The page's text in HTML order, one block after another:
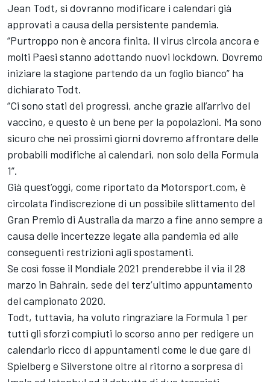
Jean Todt, si dovranno modificare i calendari già
approvati a causa della persistente pandemia.
“Purtroppo non è ancora finita. Il virus circola ancora e
molti Paesi stanno adottando nuovi lockdown. Dovremo
iniziare la stagione partendo da un foglio bianco” ha
dichiarato Todt.
“Ci sono stati dei progressi, anche grazie all’arrivo del
vaccino, e questo è un bene per la popolazioni. Ma sono
sicuro che nei prossimi giorni dovremo affrontare delle
probabili modifiche ai calendari, non solo della Formula
1”.
Già quest’oggi, come riportato da Motorsport.com, è
circolata l’indiscrezione di un possibile slittamento del
Gran Premio di Australia da marzo a fine anno sempre a
causa delle incertezze legate alla pandemia ed alle
conseguenti restrizioni agli spostamenti.
Se così fosse il Mondiale 2021 prenderebbe il via il 28
marzo in Bahrain, sede del terz’ultimo appuntamento
del campionato 2020.
Todt, tuttavia, ha voluto ringraziare la Formula 1 per
tutti gli sforzi compiuti lo scorso anno per redigere un
calendario ricco di appuntamenti come le due gare di
Spielberg e Silverstone oltre al ritorno a sorpresa di